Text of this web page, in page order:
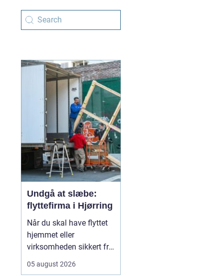
Undgå at slæbe:
flyttefirma i Hjørring
Når du skal have flyttet
hjemmet eller
virksomheden sikkert fra
i dag et professionelt
05 august 2026